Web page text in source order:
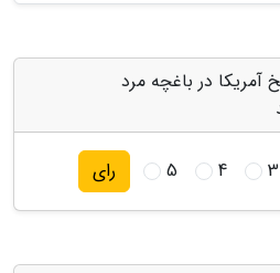
آمریکا در باغچه مرد
3
4
5 رای